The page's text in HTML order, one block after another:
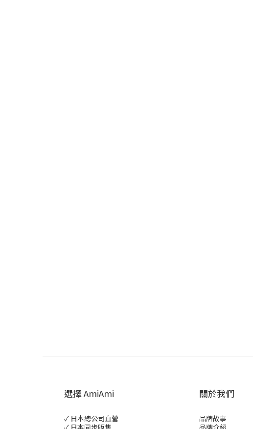
選擇 AmiAmi
✓ 日本總公司直營
✓ 日本同步販售
關於我們
品牌故事
品牌介紹